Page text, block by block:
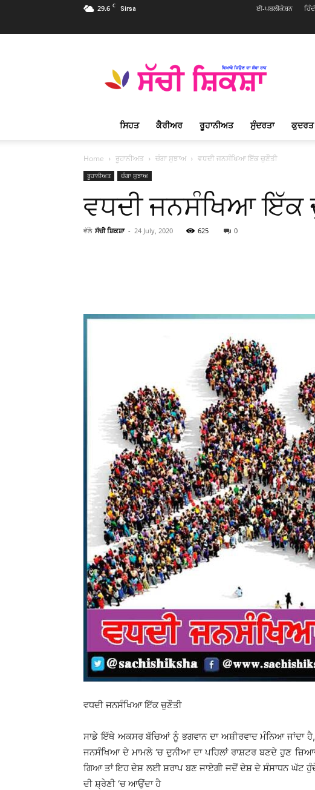
29.6 C Sirsa ਈ-ਪਬਲੀਕੇਸ਼ਨ
Shiksha
Punjabi
ਸ਼ਿਕਸ਼ਾ
ਪ੍ਰਸਿੱਧ
ਮੈਗਜ਼ੀਨ
ਸਿਹਤ ਕੈਰੀਅਰ ਰੂਹਾਨੀਅਤ ਸੁੰਦਰਤਾ ਕੁਦਰਤ
Home ਰੂਹਾਨੀਅਤ ਚੰਗਾ ਸੁਝਾਅ ਵਧਦੀ ਜਨਸੰਖਿਆ ਇੱਕ ਚੁਣੌਤੀ
ਰੂਹਾਨੀਅਤ ਚੰਗਾ ਸੁਝਾਅ
ਵਧਦੀ ਜਨਸੰਖਿਆ ਇੱਕ
ਵੱਲੋ ਸੱਚੀ ਸ਼ਿਕਸ਼ਾ - 24 July, 2020 625 0
ਵਧਦੀ ਜਨਸੰਖਿਆ ਇੱਕ ਚੁਣੌਤੀ
ਸਾਡੇ ਇੱਥੇ ਅਕਸਰ ਬੱਚਿਆਂ ਨੂੰ ਭਗਵਾਨ ਦਾ ਅਸ਼ੀਰਵਾਦ ਮੰਨਿਆ ਜਾਂਦਾ
ਜਨਸੰਖਿਆ ਦੇ ਮਾਮਲੇ ‘ਚ ਦੁਨੀਆ ਦਾ ਪਹਿਲਾਂ ਰਾਸ਼ਟਰ ਬਣਦੇ ਹੁਣ
ਗਿਆ ਤਾਂ ਇਹ ਦੇਸ਼ ਲਈ ਸ਼ਰਾਪ ਬਣ ਜਾਏਗੀ ਜਦੋਂ ਦੇਸ਼ ਦੇ ਸੰਸਾਧਨ ਘੱਟ ਹੁੰਦੇ
ਦੀ ਸ਼੍ਰੇਣੀ ‘ਚ ਆਉਂਦਾ ਹੈ